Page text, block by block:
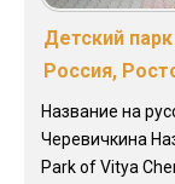
Детский
Россия,
Название на
Черевичкина
Park of Vitya